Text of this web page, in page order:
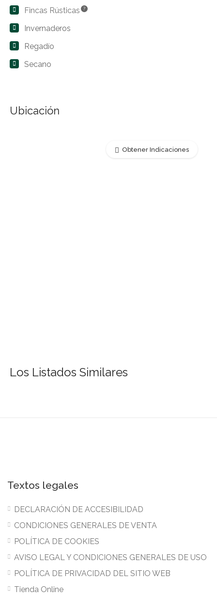
Fincas Rústicas
?
Invernaderos
Regadío
Secano
Ubicación
Obtener Indicaciones
Los Listados Similares
Textos legales
DECLARACIÓN DE ACCESIBILIDAD
CONDICIONES GENERALES DE VENTA
POLÍTICA DE COOKIES
AVISO LEGAL Y CONDICIONES GENERALES DE USO
POLÍTICA DE PRIVACIDAD DEL SITIO WEB
Tienda Online